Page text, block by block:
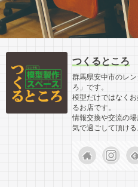
つくるところ
群馬県安中市のレ
ろ」です。
模型だけではなく
るお店です。
情報交換や交流の
気で過ごして頂ける